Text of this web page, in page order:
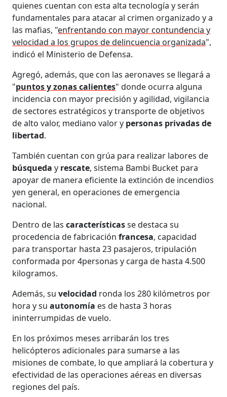
quienes cuentan con esta alta tecnología y serán
fundamentales para atacar al crimen organizado y a
las mafias, "enfrentando con mayor contundencia y
velocidad a los grupos de delincuencia organizada",
indicó el Ministerio de Defensa.
Agregó, además, que con las aeronaves se llegará a
"puntos y zonas calientes" donde ocurra alguna
incidencia con mayor precisión y agilidad, vigilancia
de sectores estratégicos y transporte de objetivos
de alto valor, mediano valor y personas privadas de
libertad.
También cuentan con grúa para realizar labores de
búsqueday rescate, sistema Bambi Bucket para
apoyar de manera eficiente la extinción de incendios
yen general, en operaciones de emergencia
nacional.
Dentro de lascaracterísticasse destaca su
procedencia de fabricaciónfrancesa, capacidad
para transportar hasta 23 pasajeros, tripulación
conformada por 4personas y carga de hasta 4.500
kilogramos.
Además, suvelocidad ronda los 280 kilómetros por
hora y suautonomía es de hasta 3 horas
ininterrumpidas de vuelo.
En los próximos meses arribarán los tres
helicópteros adicionales para sumarse a las
misiones de combate, lo que ampliará la cobertura y
efectividad de las operaciones aéreas en diversas
regiones del país.